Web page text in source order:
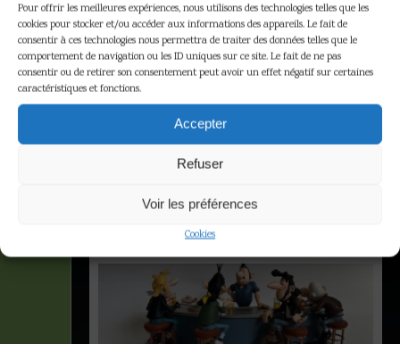
Pour offrir les meilleures expériences, nous utilisons des technologies telles que les
cookies pour stocker et/ou accéder aux informations des appareils. Le fait de
consentir à ces technologies nous permettra de traiter des données telles que le
comportement de navigation ou les ID uniques sur ce site. Le fait de ne pas
consentir ou de retirer son consentement peut avoir un effet négatif sur certaines
caractéristiques et fonctions.
Accepter
Refuser
Voir les préférences
Cookies
Boite d'origine
Boite d'origine
Affichage de 1–16 sur 163 résultats